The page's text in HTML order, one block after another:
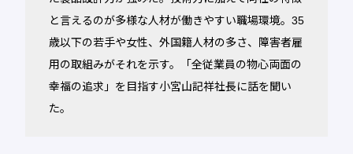
と言えるのが多様な人材が働きやすい職場環境。35
歳以下の若手や女性、外国籍人材の多さ、障害者雇
用の取組みがそれを示す。「全従業員の物心両面の
幸福の追求」を目指す小宮山記祥社長に話を聞い
た。